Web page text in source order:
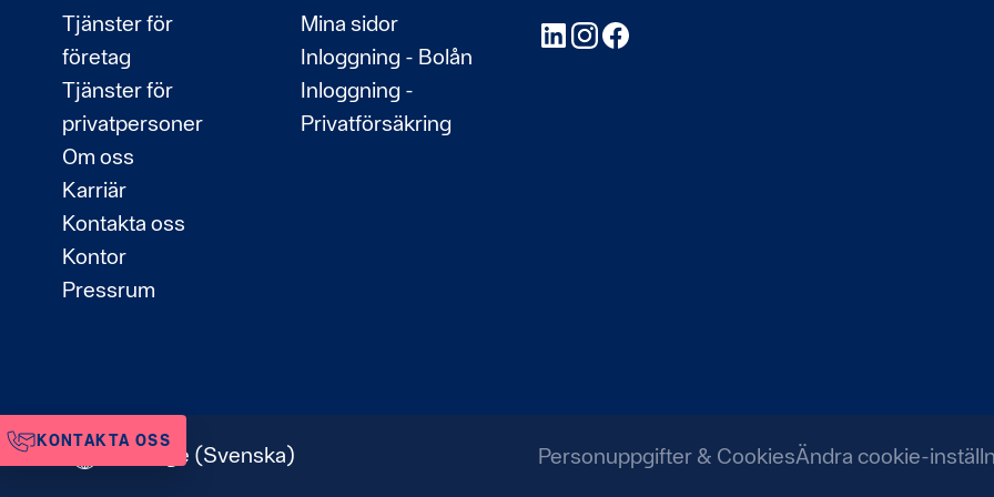
KONTAKTA OSS
Tjänster för
företag
Tjänster för
privatpersoner
Om oss
Karriär
Kontakta oss
Kontor
Pressrum
Mina sidor
Inloggning - Bolån
Inloggning -
Privatförsäkring
LinkedInInstagram
Sverige (Svenska) Personuppgifter & CookiesÄndra cookie-